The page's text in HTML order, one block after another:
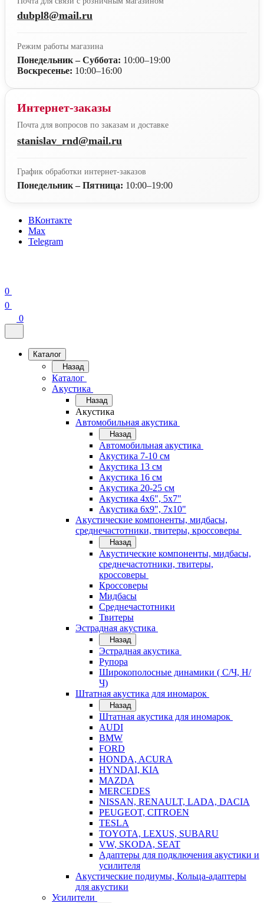
dubpl8@mail.ru
Режим работы магазина
Понедельник – Суббота: 10:00–19:00
Воскресенье: 10:00–16:00
Интернет-заказы
Почта для вопросов по заказам и доставке
stanislav_rnd@mail.ru
График обработки интернет-заказов
Понедельник – Пятница: 10:00–19:00
ВКонтакте
Max
Telegram
0
0
0
Каталог
Назад
Каталог
Акустика
Назад
Акустика
Автомобильная акустика
Назад
Автомобильная акустика
Акустика 7-10 см
Акустика 13 см
Акустика 16 см
Акустика 20-25 см
Акустика 4х6", 5х7"
Акустика 6х9", 7х10"
Акустические компоненты, мидбасы,
среднечастотники, твитеры, кроссоверы
Назад
Акустические компоненты, мидбасы,
среднечастотники, твитеры,
кроссоверы
Кроссоверы
Мидбасы
Среднечастотники
Твитеры
Эстрадная акустика
Назад
Эстрадная акустика
Рупора
Широкополосные динамики ( С/Ч, Н/
Ч)
Штатная акустика для иномарок
Назад
Штатная акустика для иномарок
AUDI
BMW
FORD
HONDA, ACURA
HYNDAI, KIA
MAZDA
MERCEDES
NISSAN, RENAULT, LADA, DACIA
PEUGEOT, CITROEN
TESLA
TOYOTA, LEXUS, SUBARU
VW, SKODA, SEAT
Адаптеры для подключения акустики и
усилителя
Акустические подиумы, Кольца-адаптеры
для акустики
Усилители